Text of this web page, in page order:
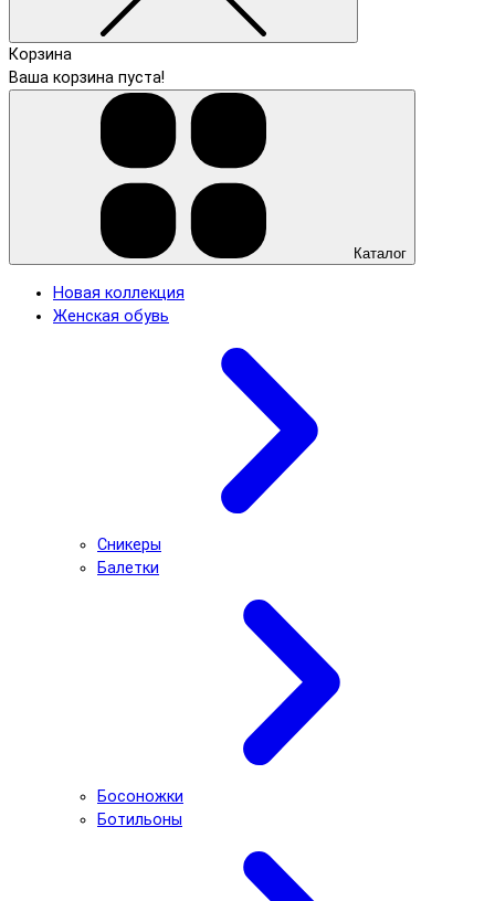
Корзина
Ваша корзина пуста!
Каталог
Новая коллекция
Женская обувь
Сникеры
Балетки
Босоножки
Ботильоны